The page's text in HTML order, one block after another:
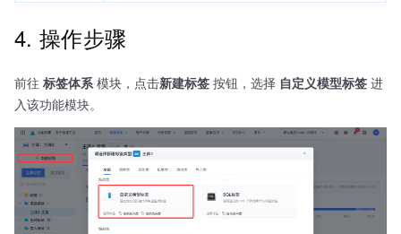
4. 操作步骤
前往 标签体系 模块，点击新建标签 按钮，选择 自定义模型标签 进
入该功能模块。